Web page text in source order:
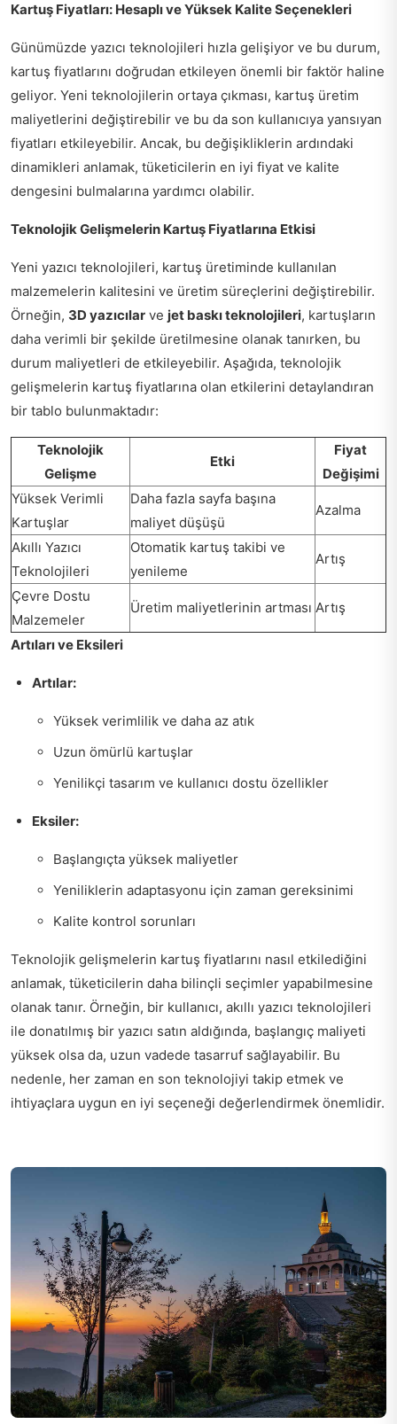
Kartuş Fiyatları: Hesaplı ve Yüksek Kalite Seçenekleri
Günümüzde yazıcı teknolojileri hızla gelişiyor ve bu durum,
kartuş fiyatlarını doğrudan etkileyen önemli bir faktör haline
geliyor. Yeni teknolojilerin ortaya çıkması, kartuş üretim
maliyetlerini değiştirebilir ve bu da son kullanıcıya yansıyan
fiyatları etkileyebilir. Ancak, bu değişikliklerin ardındaki
dinamikleri anlamak, tüketicilerin en iyi fiyat ve kalite
dengesini bulmalarına yardımcı olabilir.
Teknolojik Gelişmelerin Kartuş Fiyatlarına Etkisi
Yeni yazıcı teknolojileri, kartuş üretiminde kullanılan
malzemelerin kalitesini ve üretim süreçlerini değiştirebilir.
Örneğin, 3D yazıcılar ve jet baskı teknolojileri, kartuşların
daha verimli bir şekilde üretilmesine olanak tanırken, bu
durum maliyetleri de etkileyebilir. Aşağıda, teknolojik
gelişmelerin kartuş fiyatlarına olan etkilerini detaylandıran
bir tablo bulunmaktadır:
Teknolojik
Gelişme
Etki
Fiyat
Değişimi
Yüksek Verimli
Kartuşlar
Daha fazla sayfa başına
maliyet düşüşü
Azalma
Akıllı Yazıcı
Teknolojileri
Otomatik kartuş takibi ve
yenileme
Artış
Çevre Dostu
Malzemeler
Üretim maliyetlerinin artması Artış
Artıları ve Eksileri
Artılar:
Yüksek verimlilik ve daha az atık
Uzun ömürlü kartuşlar
Yenilikçi tasarım ve kullanıcı dostu özellikler
Eksiler:
Başlangıçta yüksek maliyetler
Yeniliklerin adaptasyonu için zaman gereksinimi
Kalite kontrol sorunları
Teknolojik gelişmelerin kartuş fiyatlarını nasıl etkilediğini
anlamak, tüketicilerin daha bilinçli seçimler yapabilmesine
olanak tanır. Örneğin, bir kullanıcı, akıllı yazıcı teknolojileri
ile donatılmış bir yazıcı satın aldığında, başlangıç maliyeti
yüksek olsa da, uzun vadede tasarruf sağlayabilir. Bu
nedenle, her zaman en son teknolojiyi takip etmek ve
ihtiyaçlara uygun en iyi seçeneği değerlendirmek önemlidir.